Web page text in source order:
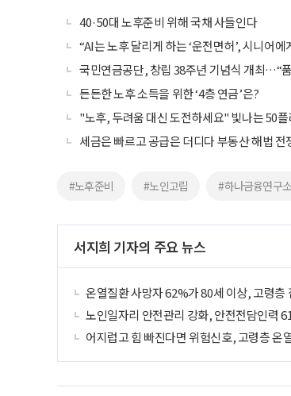
40·50대 노후준비 위해 국채 사들인다
“AI는 노후 달리게 하는 ‘운전면허’, 시니어에
국민연금공단, 창립 38주년 기념식 개최…“
든든한 노후 소득을 위한 ‘4층 연금’은?
"노후, 두려움 대신 도전하세요" 빛나는 50
세금은 빠르고 공급은 더디다 부동산 해법 전
#노후준비 #노인고립 #하나금융연구소
서지희 기자의 주요 뉴스
온열질환 사망자 62%가 80세 이상, 고령층
노인일자리 안전관리 강화, 안전전담인력
어지럽고 힘 빠진다면 위험신호, 고령층 온